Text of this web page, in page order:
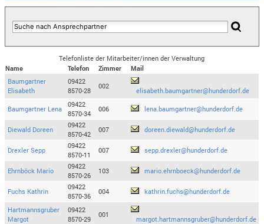
Telefonliste der Mitarbeiter/innen der Verwaltung
Name
Telefon Zimmer
Mail
Baumgartner
Elisabeth
09422
8570-28
002
elisabeth.baumgartner@hunderdorf.de
Baumgartner Lena
09422
8570-34
006 lena.baumgartner@hunderdorf.de
Diewald Doreen
09422
8570-42
007 doreen.diewald@hunderdorf.de
Drexler Sepp
09422
8570-11
007 sepp.drexler@hunderdorf.de
Ehrnböck Mario
09422
8570-26
103 mario.ehrnboeck@hunderdorf.de
Fuchs Kathrin
09422
8570-36
004 kathrin.fuchs@hunderdorf.de
Hartmannsgruber
Margot
09422
8570-29
001
margot.hartmannsgruber@hunderdorf.de